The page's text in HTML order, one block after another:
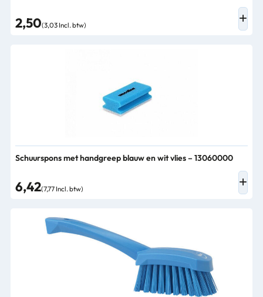
2,50(3,03 Incl. btw)
Schuurspons met handgreep blauw en wit vlies – 13060000
6,42(7,77 Incl. btw)